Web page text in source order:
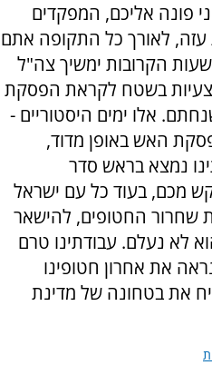
פונה אליכם, המפקדים
עזה, לאורך כל התקופה אתם
הקרובות ימשיך צה"ל
בשטח לקראת הפסקת
אלו ימים היסטוריים -
האש באופן מדוד,
נמצא בראש סדר
מכם, בעוד כל עם ישראל
שחרור החטופים, להישאר
לא נעלם. עבודתינו טרם
את אחרון חטופינו
את בטחונה של מדינת